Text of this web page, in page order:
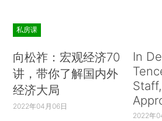
私房课
向松祚：宏观经济70
讲，带你了解国内外
经济大局
2022年04月06日
In
2022年